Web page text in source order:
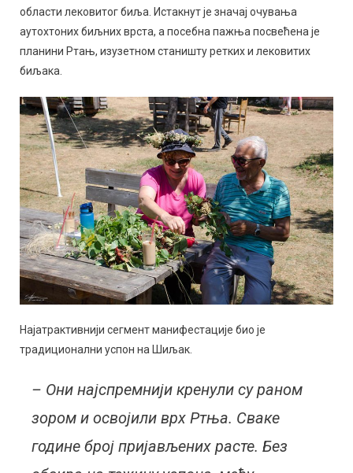
области лековитог биља. Истакнут је значај очувања
аутохтоних биљних врста, а посебна пажња посвећена је
планини Ртањ, изузетном станишту ретких и лековитих
биљака.
Најатрактивнији сегмент манифестације био је
традиционални успон на Шиљак.
– Они најспремнији кренули су раном
зором и освојили врх Ртња. Сваке
године број пријављених расте. Без